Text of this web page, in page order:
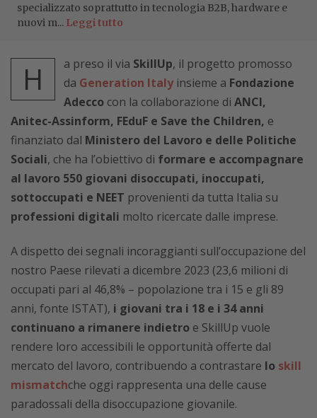
specializzato soprattutto in tecnologia B2B, hardware e
nuovi m... Leggi tutto
H a preso il via SkillUp, il progetto promosso
da Generation Italyinsieme a Fondazione
Adecco con la collaborazione di ANCI,
Anitec-Assinform, FEduF e Save the Children, e
finanziato dal Ministero del Lavoro e delle Politiche
Sociali, che ha l’obiettivo di formare e accompagnare
al lavoro 550 giovani disoccupati, inoccupati,
sottoccupati e NEET provenienti da tutta Italia su
professioni digitali molto ricercate dalle imprese.
A dispetto dei segnali incoraggianti sull’occupazione del
nostro Paese rilevati a dicembre 2023 (23,6 milioni di
occupati pari al 46,8% – popolazione tra i 15 e gli 89
anni, fonte ISTAT), i giovani tra i 18 e i 34 anni
continuano a rimanere indietro e SkillUp vuole
rendere loro accessibili le opportunità offerte dal
mercato del lavoro, contribuendo a contrastare lo skill
mismatchche oggi rappresenta una delle cause
paradossali della disoccupazione giovanile.